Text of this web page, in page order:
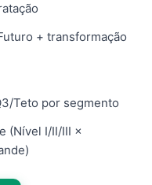
+ transformação
Teto por segmento
(Nível I/II/III ×